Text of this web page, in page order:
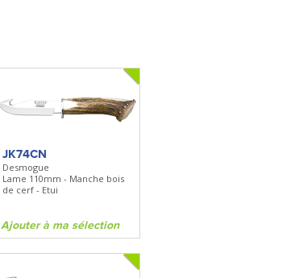
JK74CN
Desmogue
Lame 110mm - Manche bois
de cerf - Etui
Ajouter à ma sélection